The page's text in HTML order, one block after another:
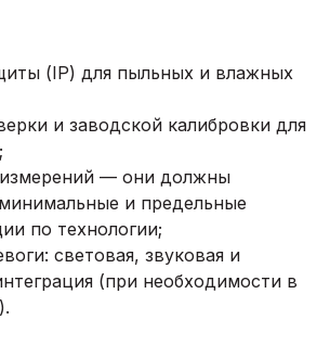
(IP) для пыльных и влажных
и заводской калибровки для
— они должны
и предельные
по технологии;
световая, звуковая и
(при необходимости в